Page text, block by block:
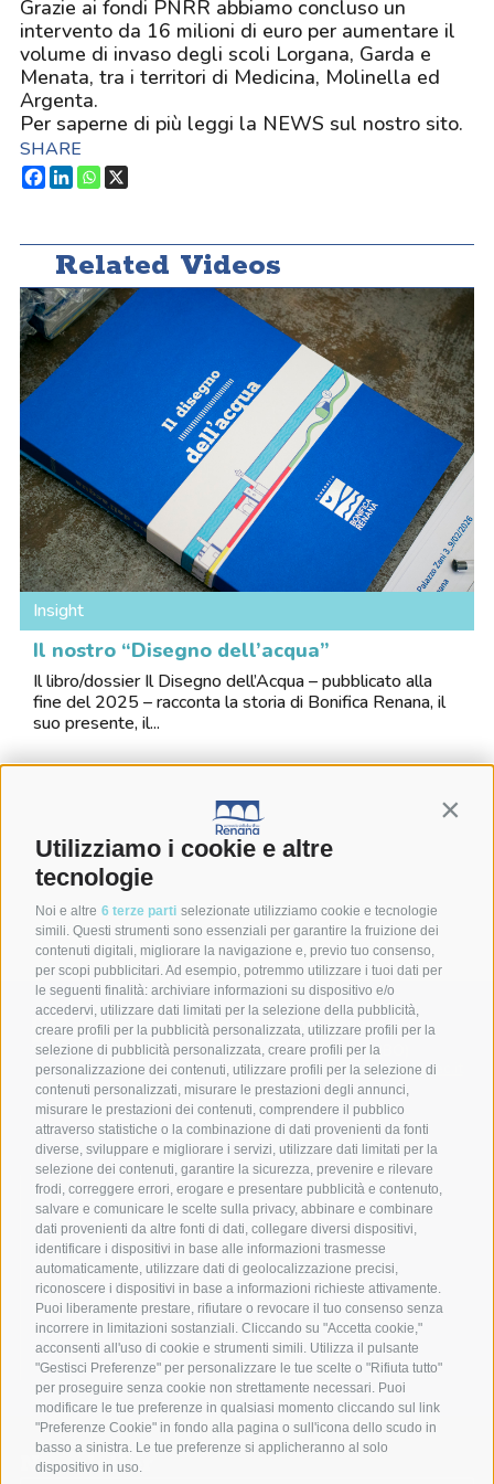
Utilizziamo i cookie e altre
tecnologie
Noi e altre 6 terze parti selezionate utilizziamo cookie e tecnologie
simili. Questi strumenti sono essenziali per garantire la fruizione dei
contenuti digitali, migliorare la navigazione e, previo tuo consenso,
per scopi pubblicitari. Ad esempio, potremmo utilizzare i tuoi dati per
le seguenti finalità: archiviare informazioni su dispositivo e/o
accedervi, utilizzare dati limitati per la selezione della pubblicità,
creare profili per la pubblicità personalizzata, utilizzare profili per la
selezione di pubblicità personalizzata, creare profili per la
personalizzazione dei contenuti, utilizzare profili per la selezione di
contenuti personalizzati, misurare le prestazioni degli annunci,
misurare le prestazioni dei contenuti, comprendere il pubblico
attraverso statistiche o la combinazione di dati provenienti da fonti
diverse, sviluppare e migliorare i servizi, utilizzare dati limitati per la
selezione dei contenuti, garantire la sicurezza, prevenire e rilevare
frodi, correggere errori, erogare e presentare pubblicità e contenuto,
salvare e comunicare le scelte sulla privacy, abbinare e combinare
dati provenienti da altre fonti di dati, collegare diversi dispositivi,
identificare i dispositivi in base alle informazioni trasmesse
automaticamente, utilizzare dati di geolocalizzazione precisi,
riconoscere i dispositivi in base a informazioni richieste attivamente.
Puoi liberamente prestare, rifiutare o revocare il tuo consenso senza
incorrere in limitazioni sostanziali. Cliccando su "Accetta cookie,"
acconsenti all'uso di cookie e strumenti simili. Utilizza il pulsante
"Gestisci Preferenze" per personalizzare le tue scelte o "Rifiuta tutto"
per proseguire senza cookie non strettamente necessari. Puoi
modificare le tue preferenze in qualsiasi momento cliccando sul link
"Preferenze Cookie" in fondo alla pagina o sull'icona dello scudo in
basso a sinistra. Le tue preferenze si applicheranno al solo
dispositivo in uso.
Grazie ai fondi PNRR abbiamo concluso un
intervento da 16 milioni di euro per aumentare il
volume di invaso degli scoli Lorgana, Garda e
Menata, tra i territori di Medicina, Molinella ed
Argenta.
Per saperne di più leggi la NEWS sul nostro sito.
SHARE
Related Videos
Insight
Il nostro “Disegno dell’acqua”
Il libro/dossier Il Disegno dell’Acqua – pubblicato alla
fine del 2025 – racconta la storia di Bonifica Renana, il
suo presente, il...
Vuoi contattarci?
Consorzio della Bonifica Renana
Via S. Stefano, 56 40125 Bologna (BO)
C.F. 91313990375 | PECbonificarenana@pec.it
Contatti
DISCOVER BONIFICA RENANA
Home
Leggi
Guarda
Press Area
OUR SERVICES
Servizi
News
FOLLOW US
Facebook
Instagram
Linkedin
Youtube
Newsletter